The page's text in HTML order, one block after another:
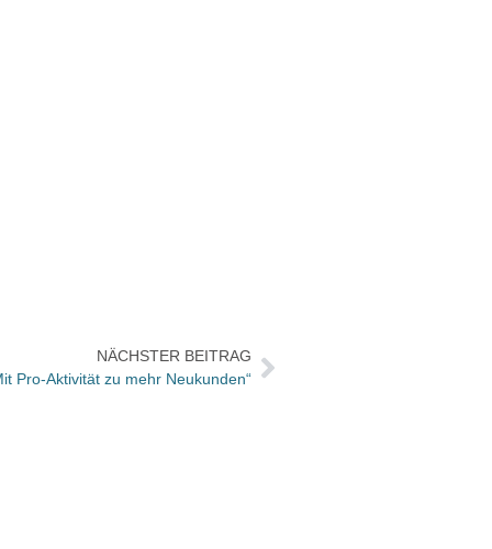
NÄCHSTER BEITRAG
Pro-Aktivität zu mehr Neukunden“